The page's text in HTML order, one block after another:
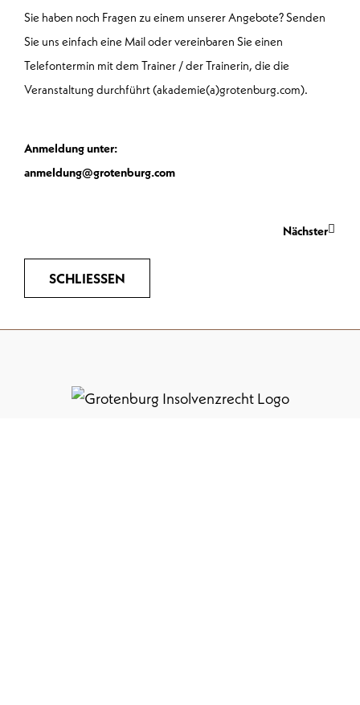
Sie haben noch Fragen zu einem unserer Angebote? Senden
Sie uns einfach eine Mail oder vereinbaren Sie einen
Telefontermin mit dem Trainer / der Trainerin, die die
Veranstaltung durchführt (akademie(a)grotenburg.com).
Anmeldung unter:
anmeldung@grotenburg.com
Nächster
SCHLIESSEN